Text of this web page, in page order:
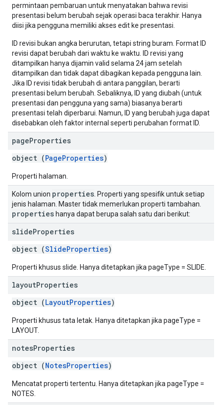
permintaan pembaruan untuk menyatakan bahwa revisi
presentasi belum berubah sejak operasi baca terakhir. Hanya
diisi jika pengguna memiliki akses edit ke presentasi.
ID revisi bukan angka berurutan, tetapi string buram. Format ID
revisi dapat berubah dari waktu ke waktu. ID revisi yang
ditampilkan hanya dijamin valid selama 24 jam setelah
ditampilkan dan tidak dapat dibagikan kepada pengguna lain.
Jika ID revisi tidak berubah di antara panggilan, berarti
presentasi belum berubah. Sebaliknya, ID yang diubah (untuk
presentasi dan pengguna yang sama) biasanya berarti
presentasi telah diperbarui. Namun, ID yang berubah juga dapat
disebabkan oleh faktor internal seperti perubahan format ID.
pageProperties
object (PageProperties)
Properti halaman.
Kolom union properties . Properti yang spesifik untuk setiap
jenis halaman. Master tidak memerlukan properti tambahan.
properties hanya dapat berupa salah satu dari berikut:
slideProperties
object (SlideProperties)
Properti khusus slide. Hanya ditetapkan jika pageType = SLIDE.
layoutProperties
object (LayoutProperties)
Properti khusus tata letak. Hanya ditetapkan jika pageType =
LAYOUT.
notesProperties
object (NotesProperties)
Mencatat properti tertentu. Hanya ditetapkan jika pageType =
NOTES.